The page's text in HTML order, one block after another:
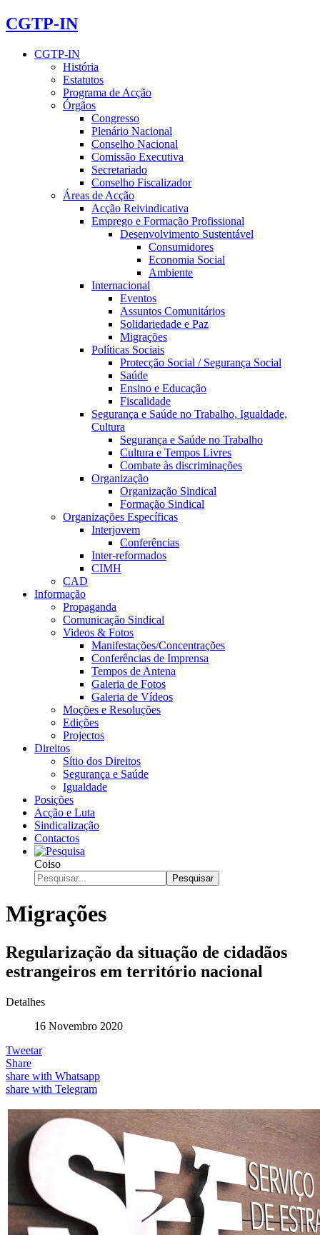
CGTP-IN
CGTP-IN
História
Estatutos
Programa de Acção
Órgãos
Congresso
Plenário Nacional
Conselho Nacional
Comissão Executiva
Secretariado
Conselho Fiscalizador
Áreas de Acção
Acção Reivindicativa
Emprego e Formação Profissional
Desenvolvimento Sustentável
Consumidores
Economia Social
Ambiente
Internacional
Eventos
Assuntos Comunitários
Solidariedade e Paz
Migrações
Políticas Sociais
Protecção Social / Segurança Social
Saúde
Ensino e Educação
Fiscalidade
Segurança e Saúde no Trabalho, Igualdade,
Cultura
Segurança e Saúde no Trabalho
Cultura e Tempos Livres
Combate às discriminações
Organização
Organização Sindical
Formação Sindical
Organizações Específicas
Interjovem
Conferências
Inter-reformados
CIMH
CAD
Informação
Propaganda
Comunicação Sindical
Videos & Fotos
Manifestações/Concentrações
Conferências de Imprensa
Tempos de Antena
Galeria de Fotos
Galeria de Vídeos
Moções e Resoluções
Edições
Projectos
Direitos
Sítio dos Direitos
Segurança e Saúde
Igualdade
Posições
Acção e Luta
Sindicalização
Contactos
Coiso
Pesquisar
Migrações
Regularização da situação de cidadãos
estrangeiros em território nacional
Detalhes
16 Novembro 2020
Tweetar
Share
share with Whatsapp
share with Telegram